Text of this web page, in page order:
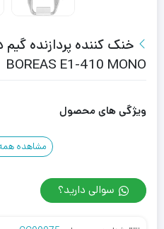
BOREAS E1-410 MONO
ویژگی های محصول
مشاهده
سوالی دارید؟